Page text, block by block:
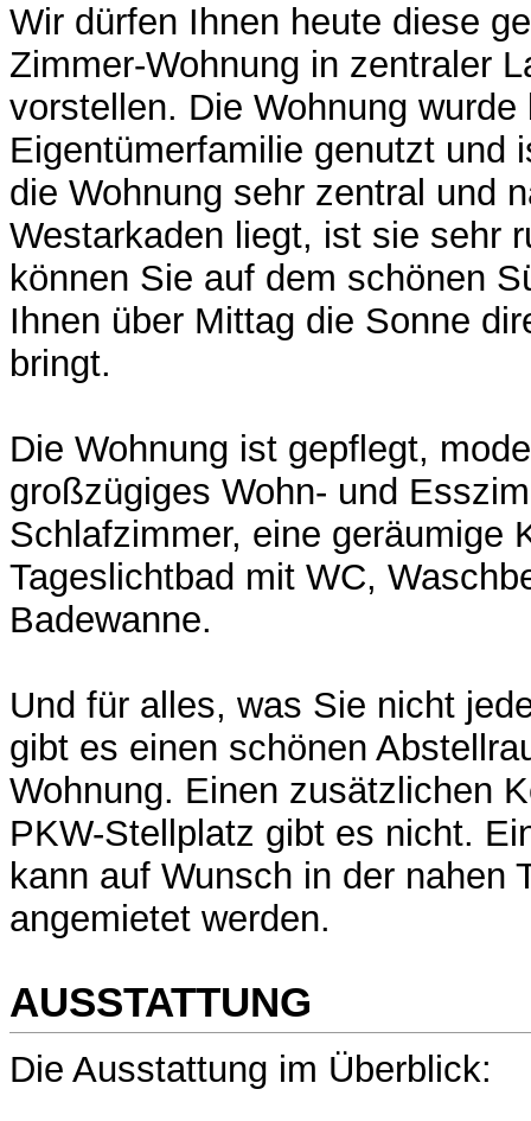
Wir dürfen Ihnen heute diese
Zimmer-Wohnung in zentraler
vorstellen. Die Wohnung wurde
Eigentümerfamilie genutzt und
die Wohnung sehr zentral und
Westarkaden liegt, ist sie sehr
können Sie auf dem schönen
Ihnen über Mittag die Sonne
bringt.
Die Wohnung ist gepflegt,
großzügiges Wohn- und
Schlafzimmer, eine geräumige
Tageslichtbad mit WC,
Badewanne.
Und für alles, was Sie nicht
gibt es einen schönen
Wohnung. Einen zusätzlichen
PKW-Stellplatz gibt es nicht.
kann auf Wunsch in der nahen
angemietet werden.
AUSSTATTUNG
Die Ausstattung im Überblick: